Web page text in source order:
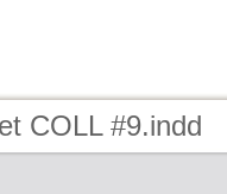
COLL #9.indd